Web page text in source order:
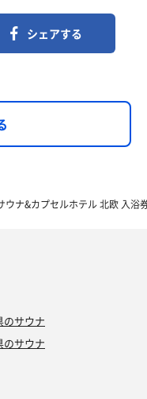
シェアする
ウナ&カプセルホテル 北欧 入浴
のサウナ
のサウナ